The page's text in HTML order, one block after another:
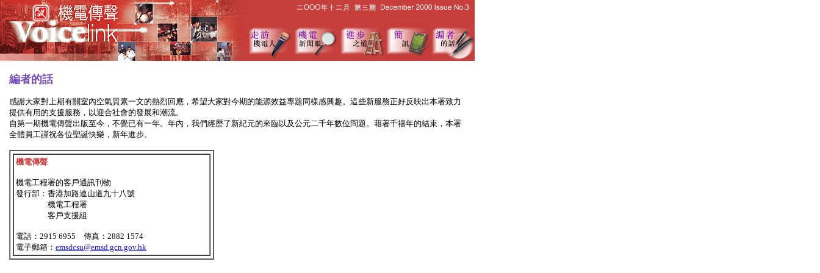
編者的話
感謝大家對上期有關室內空氣質素一文的熱烈回應，希望大家對今期的能源效益專題同樣感興趣。這些新服務正好反映出本署致力
提供有用的支援服務，以迎合社會的發展和潮流。
自第一期機電傳聲出版至今，不覺已有一年。年內，我們經歷了新紀元的來臨以及公元二千年數位問題。藉著千禧年的結束，本署
全體員工謹祝各位聖誕快樂，新年進步。
機電傳聲
機電工程署的客戶通訊刊物
發行部：香港加路連山道九十八號
機電工程署
客戶支援組
電話：2915 6955 傳真：2882 1574
電子郵箱： emsdcsu@emsd.gcn.gov.hk